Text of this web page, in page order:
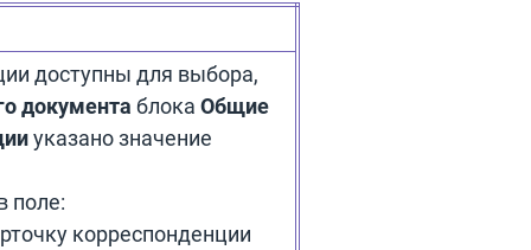
доступны для выбора,
документа блока Общие
указано значение
поле:
корреспонденции